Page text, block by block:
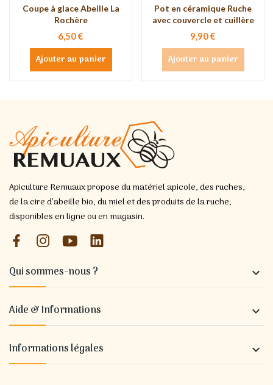
Coupe à glace Abeille La
Rochère
6,50 €
Ajouter au panier
Pot en céramique Ruche
avec couvercle et cuillère
9,90 €
Ajouter au panier
Apiculture Remuaux propose du matériel apicole, des ruches,
de la cire d’abeille bio, du miel et des produits de la ruche,
disponibles en ligne ou en magasin.
Qui sommes-nous ? 
Aide & Informations 
Informations légales 